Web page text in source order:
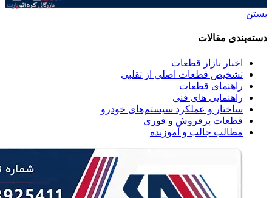
بستن
دسته‌بندی مقالات
اخبار بازار قطعات
تشخیص قطعات اصلی از تقلبی
راهنمای قطعات
راهنمایی های فنی
ساختار و عملکرد سیستم‌های خودرو
قطعات پرفروش و فوری
مطالب جالب و آموزنده